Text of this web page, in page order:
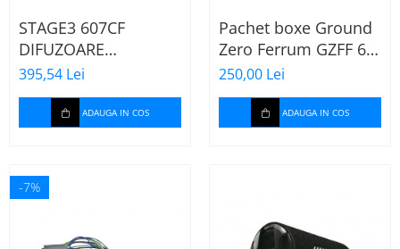
STAGE3 607CF
DIFUZOARE
COMPONENTE JBL
DE 16CM, 50W RMS
395,54 Lei
ADAUGA IN COS
Pachet boxe Ground
Zero Ferrum GZFF 6.5
OPEL Astra J, Astra K
250,00 Lei
ADAUGA IN COS
-7%